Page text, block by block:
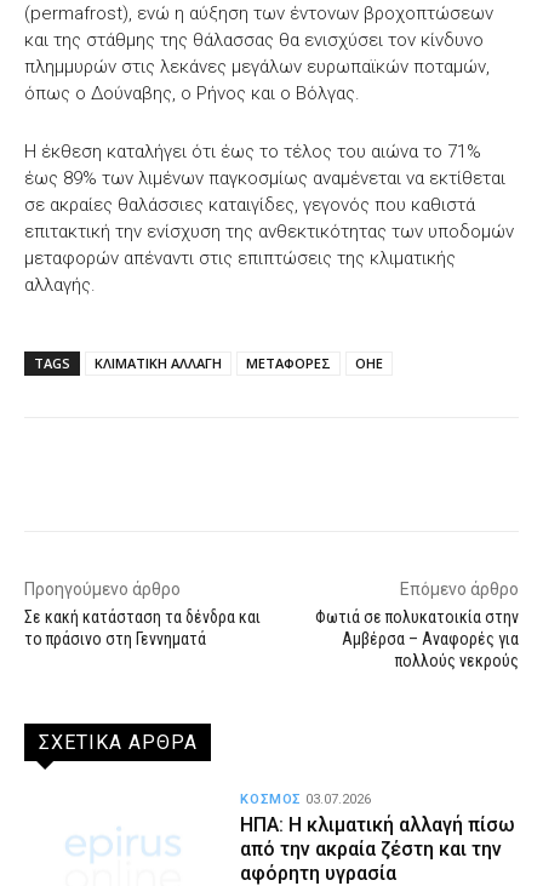
(permafrost), ενώ η αύξηση των έντονων βροχοπτώσεων
και της στάθμης της θάλασσας θα ενισχύσει τον κίνδυνο
πλημμυρών στις λεκάνες μεγάλων ευρωπαϊκών ποταμών,
όπως ο Δούναβης, ο Ρήνος και ο Βόλγας.
Η έκθεση καταλήγει ότι έως το τέλος του αιώνα το 71%
έως 89% των λιμένων παγκοσμίως αναμένεται να εκτίθεται
σε ακραίες θαλάσσιες καταιγίδες, γεγονός που καθιστά
επιτακτική την ενίσχυση της ανθεκτικότητας των υποδομών
μεταφορών απέναντι στις επιπτώσεις της κλιματικής
αλλαγής.
TAGS ΚΛΙΜΑΤΙΚΗ ΑΛΛΑΓΗ ΜΕΤΑΦΟΡΕΣ ΟΗΕ
Προηγούμενο άρθρο
Σε κακή κατάσταση τα δένδρα και
το πράσινο στη Γεννηματά
Επόμενο άρθρο
Φωτιά σε πολυκατοικία στην
Αμβέρσα – Αναφορές για
πολλούς νεκρούς
ΣΧΕΤΙΚΑ ΑΡΘΡΑ
ΗΠΑ: Η κλιματική αλλαγή πίσω
από την ακραία ζέστη και την
αφόρητη υγρασία
ΚΟΣΜΟΣ 03.07.2026